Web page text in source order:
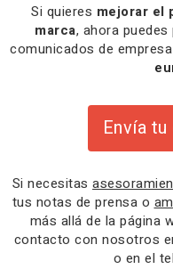
Si quieres mejorar el
marca, ahora
comunicados de
Envía
Si necesitas
tus notas de prensa o
más allá de la página
contacto con nosotros
o en el